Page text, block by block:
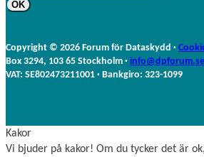
a
m
n
Copyright © 2026 Forum för Dataskydd ·
Box 3294, 103 65 Stockholm · info@dpforum.se
VAT: SE802473211001 · Bankgiro: 323-1099
Kakor
Vi bjuder på kakor! Om du tycker det är